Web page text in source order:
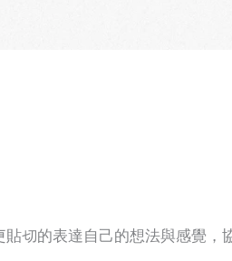
切的表達自己的想法與感覺，